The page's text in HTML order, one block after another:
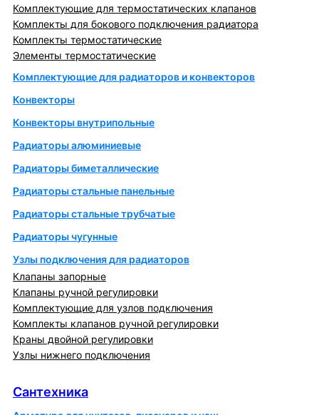
Комплектующие для термостатических клапанов
Комплекты для бокового подключения радиатора
Комплекты термостатические
Элементы термостатические
Комплектующие для радиаторов и конвекторов
Конвекторы
Конвекторы внутрипольные
Радиаторы алюминиевые
Радиаторы биметаллические
Радиаторы стальные панельные
Радиаторы стальные трубчатые
Радиаторы чугунные
Узлы подключения для радиаторов
Клапаны запорные
Клапаны ручной регулировки
Комплектующие для узлов подключения
Комплекты клапанов ручной регулировки
Краны двойной регулировки
Узлы нижнего подключения
Сантехника